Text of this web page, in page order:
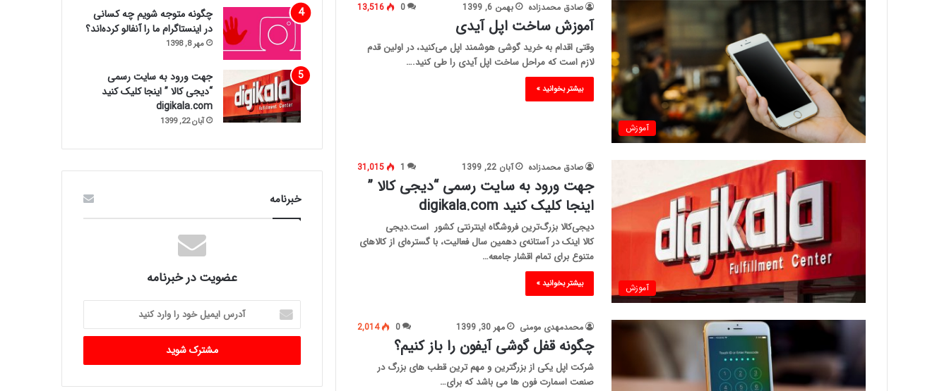
آموزش
صادق محمدزاده بهمن 6, 1399 0
13,516
آموزش ساخت اپل آیدی
وقتی اقدام به خرید گوشی هوشمند اپل می‌کنید، در اولین قدم
لازم است که مراحل ساخت اپل آیدی را طی کنید.…
بیشتر بخوانید »
آموزش
صادق محمدزاده آبان 22, 1399 1
31,015
جهت ورود به سایت رسمی “دیجی کالا ”
اینجا کلیک کنید digikala.com
دیجی‌کالا بزرگ‌ترین فروشگاه اینترنتی کشور است.دیجی
کالا اینک در آستانه‌ی دهمین سال فعالیت، با گستره‌ای از کالاهای
متنوع برای تمام اقشار جامعه…
بیشتر بخوانید »
محمدمهدی مومنی مهر 30, 1399 0
2,014
چگونه قفل گوشی آیفون را باز کنیم؟
شرکت اپل یکی از بزرگترین و مهم ترین قطب های بزرگ در
صنعت اسمارت فون ها می باشد که برای…
چگونه متوجه شویم چه کسانی
در اینستاگرام ما را آنفالو کرده‌اند؟
مهر 8, 1398
جهت ورود به سایت رسمی
“دیجی کالا ” اینجا کلیک کنید
digikala.com
آبان 22, 1399
خبرنامه
عضویت در خبرنامه
آدرس
ایمیل
خود
وارد